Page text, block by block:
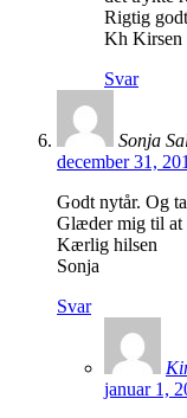
Rigtig
Kh Kirsen
Svar
Sonja
december 31,
Godt nytår. Og
Glæder mig til at
Kærlig hilsen
Sonja
Svar
januar 1,